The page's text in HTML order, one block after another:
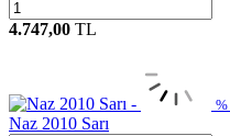
4.747,00 TL
%
Naz 2010 Sarı